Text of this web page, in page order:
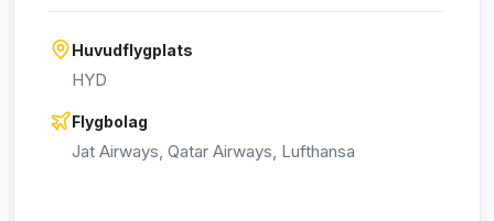
Huvudflygplats
HYD
Flygbolag
Jat Airways, Qatar Airways, Lufthansa